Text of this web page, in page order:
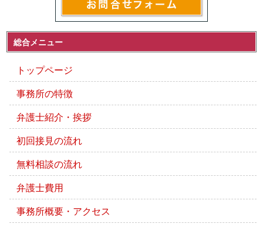
総合メニュー
トップページ
事務所の特徴
弁護士紹介・挨拶
初回接見の流れ
無料相談の流れ
弁護士費用
事務所概要・アクセス